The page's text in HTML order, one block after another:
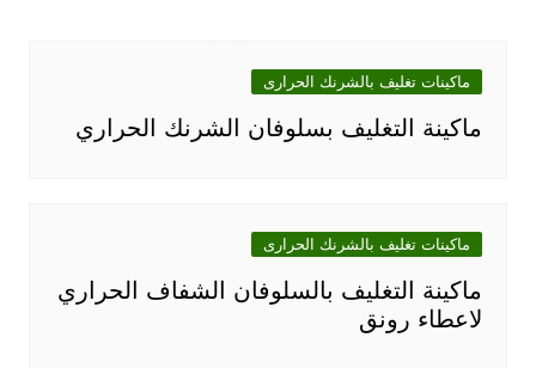
ماكينات تغليف بالشرنك الحرارى
ماكينة التغليف بسلوفان الشرنك الحراري
ماكينات تغليف بالشرنك الحرارى
ماكينة التغليف بالسلوفان الشفاف الحراري
لاعطاء رونق